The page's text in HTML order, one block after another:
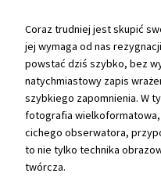
Coraz trudniej jest skupić
jej wymaga od nas
powstać dziś szybko, bez
natychmiastowy zapis
szybkiego zapomnienia. W
fotografia wielkoformatowa,
cichego obserwatora,
to nie tylko technika
twórcza.